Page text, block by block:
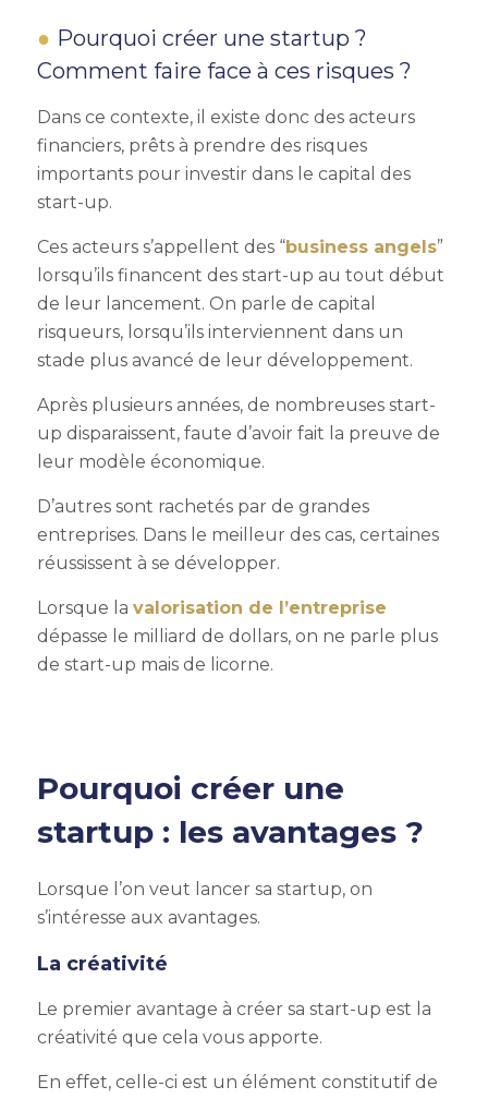
Pourquoi créer une startup ?
Comment faire face à ces risques ?
Dans ce contexte, il existe donc des acteurs
financiers, prêts à prendre des risques
importants pour investir dans le capital des
start-up.
Ces acteurs s’appellent des “business angels”
lorsqu’ils financent des start-up au tout début
de leur lancement. On parle de capital
risqueurs, lorsqu’ils interviennent dans un
stade plus avancé de leur développement.
Après plusieurs années, de nombreuses start-
up disparaissent, faute d’avoir fait la preuve de
leur modèle économique.
D’autres sont rachetés par de grandes
entreprises. Dans le meilleur des cas, certaines
réussissent à se développer.
Lorsque la valorisation de l’entreprise
dépasse le milliard de dollars, on ne parle plus
de start-up mais de licorne.
Pourquoi créer une
startup : les avantages?
Lorsque l’on veut lancer sa startup, on
s’intéresse aux avantages.
La créativité
Le premier avantage à créer sa start-up est la
créativité que cela vous apporte.
En effet, celle-ci est un élément constitutif de